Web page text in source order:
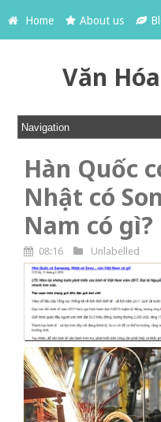
Home About us
Văn
Hàn Quốc
Nhật có
Nam có gì?
08:16 Unlabelled